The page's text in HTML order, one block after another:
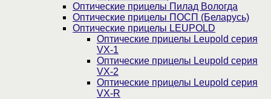
Оптические прицелы Пилад Вологда
Оптические прицелы ПОСП (Беларусь)
Оптические прицелы LEUPOLD
Оптические прицелы Leupold серия
VX-1
Оптические прицелы Leupold серия
VX-2
Оптические прицелы Leupold серия
VX-R